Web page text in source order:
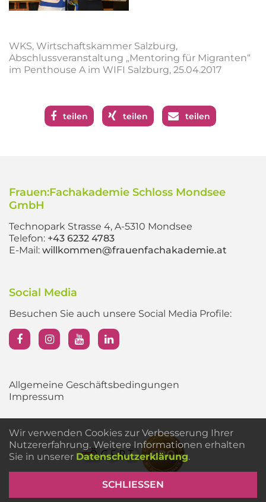
WKS, Wirtschaftskammer Salzburg,
Abschlussveranstaltung „Mentoring für Migranten“
im Penthouse A im WIFI Salzburg, 25.04.2017
teilen teilen teilen
Frauen:Fachakademie Schloss Mondsee
GmbH
Technopark Strasse 4, A-5310 Mondsee
Telefon: +43 6232 4783
E-Mail: willkommen@frauenfachakademie.at
Social Media
Besuchen Sie auch unsere Social Media Profile:
Allgemeine Geschäftsbedingungen
Impressum
Wir verwenden Cookies zur Verbesserung Ihrer
Nutzererfahrung. Weitere Informationen erhalten
Sie in unserer Datenschutzerklärung.
SCHLIESSEN